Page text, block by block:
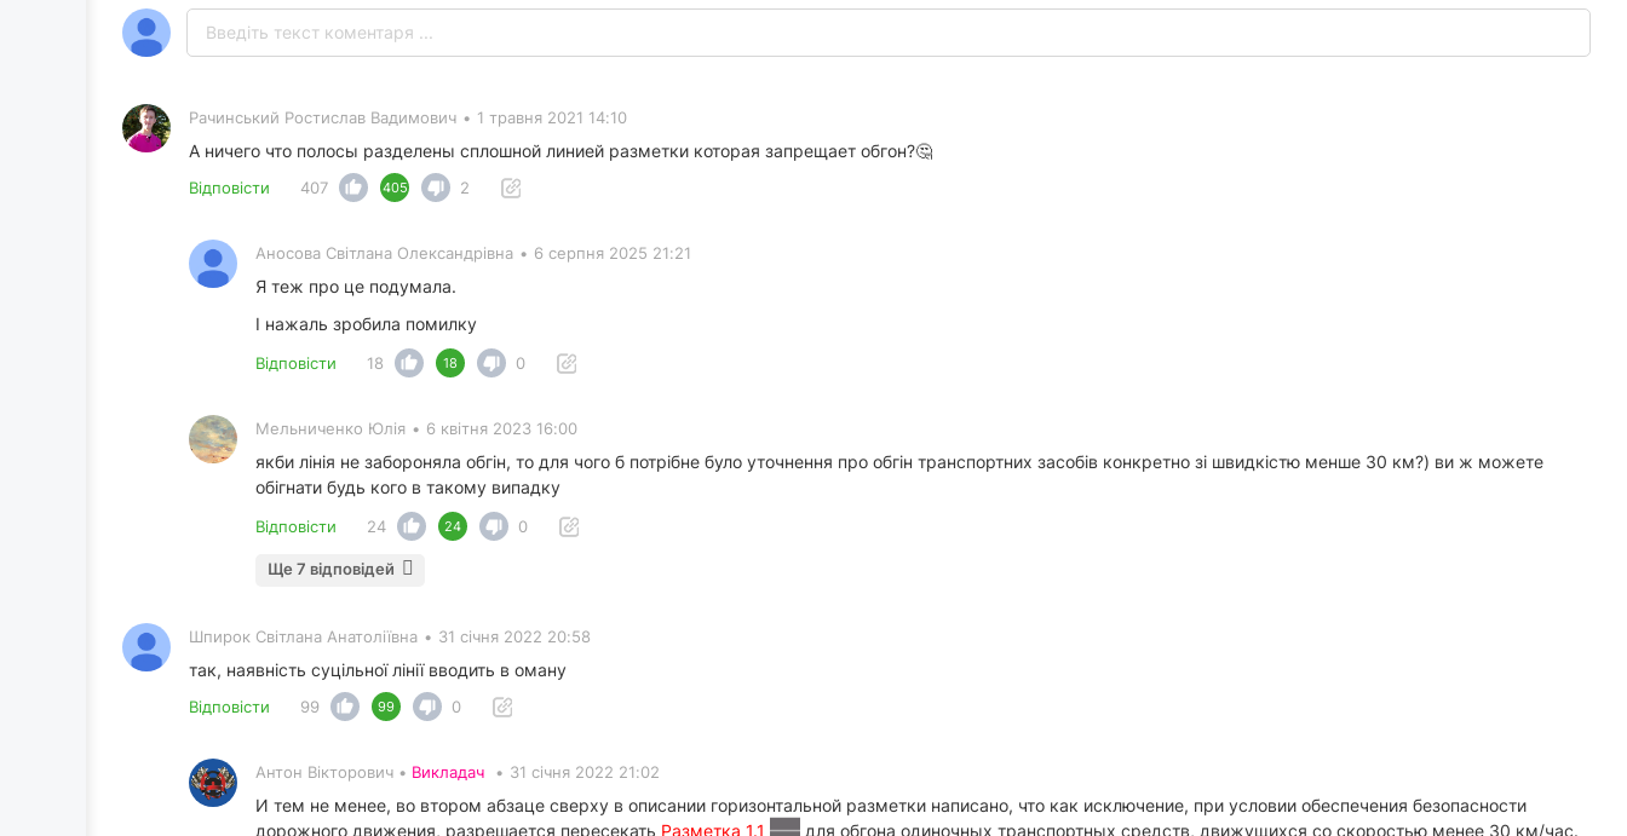
Рачинський Ростислав Вадимович • 1 травня 2021 14:10
А ничего что полосы разделены сплошной линией разметки которая запрещает обгон?🤔
Відповісти 407 405 2
Аносова Світлана Олександрівна • 6 серпня 2025 21:21
Я теж про це подумала.
І нажаль зробила помилку
Відповісти 18 18 0
Мельниченко Юлія • 6 квітня 2023 16:00
якби лінія не забороняла обгін, то для чого б потрібне було уточнення про обгін транспортних засобів конкретно зі швидкістю менше 30 км?) ви ж можете
обігнати будь кого в такому випадку
Відповісти 24 24 0
Ще 7 відповідей
Шпирок Світлана Анатоліївна • 31 січня 2022 20:58
так, наявність суцільної лінії вводить в оману
Відповісти 99 99 0
Антон Вікторович • Викладач • 31 січня 2022 21:02
И тем не менее, во втором абзаце сверху в описании горизонтальной разметки написано, что как исключение, при условии обеспечения безопасности
дорожного движения, разрешается пересекать Разметка 1.1
для обгона одиночных транспортных средств, движущихся со скоростью менее 30 км/час.